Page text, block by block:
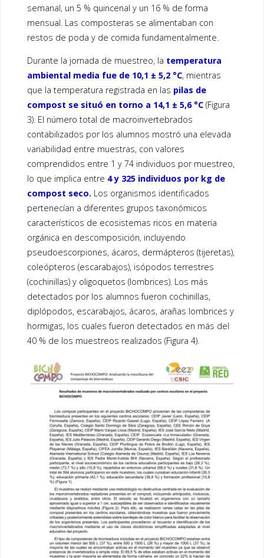
semanal, un 5 % quincenal y un 16 % de forma
mensual. Las composteras se alimentaban con
restos de poda y de comida fundamentalmente.
Durante la jornada de muestreo, la temperatura
ambiental media fue de 10,1 ± 5,2 °C, mientras
que la temperatura registrada en las pilas de
compost se situó en torno a 14,1 ± 5,6 °C(Figura
3). El número total de macroinvertebrados
contabilizados por los alumnos mostró una elevada
variabilidad entre muestras, con valores
comprendidos entre 1 y 74 individuos por muestreo,
lo que implica entre 4 y 325 individuos por kg de
compost seco.Los organismos identificados
pertenecían a diferentes grupos taxonómicos
característicos de ecosistemas ricos en materia
orgánica en descomposición, incluyendo
pseudoescorpiones, ácaros, dermápteros (tijeretas),
coleópteros (escarabajos), isópodos terrestres
(cochinillas) y oligoquetos (lombrices). Los más
detectados por los alumnos fueron cochinillas,
diplópodos, escarabajos, ácaros, arañas lombrices y
hormigas, los cuales fueron detectados en más del
40 % de los muestreos realizados (Figura 4).